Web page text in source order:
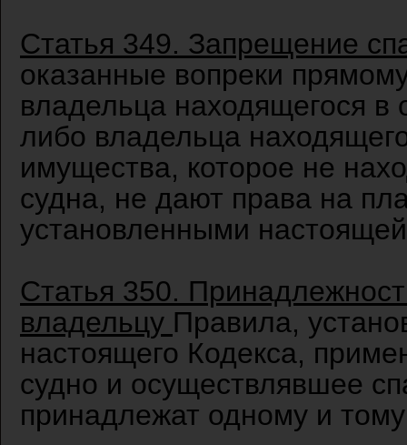
Статья 349. Запрещение
оказанные вопреки
владельца находящегося в
либо владельца
имущества, которое не
судна, не дают права на
установленными
Статья 350.
владельцу Правила,
настоящего Кодекса,
судно и осуществлявшее
принадлежат одному и